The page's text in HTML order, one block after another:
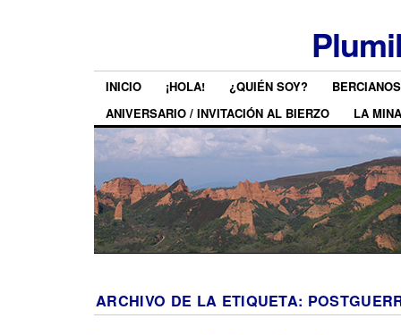
INICIO ¡HOLA! ¿QUIÉN SOY?
ANIVERSARIO / INVITACIÓN AL BIERZO
LA MINA
ARCHIVO DE LA ETIQUETA: